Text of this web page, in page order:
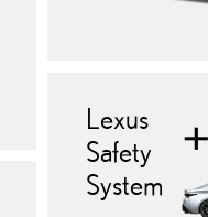
Lexus
Safety
System
+